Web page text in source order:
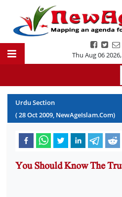
Thu Aug 06 2026,
Urdu Section
(28Oct2009, NewAgeIslam.Com)